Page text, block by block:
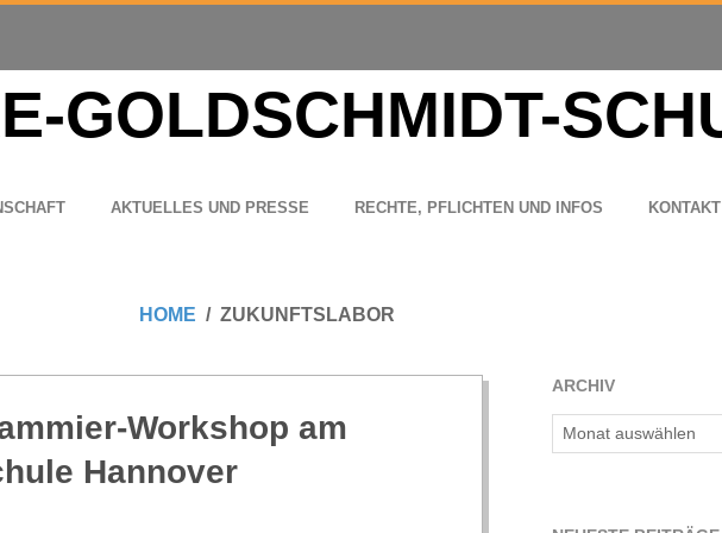
AKTU­EL­LES UND PRESSE RECHTE, PFLICH­TEN UND INFOS KON­TAKT
HOME ZUKUNFTSLABOR
Work­shop am
Hannover
ARCHIV
Archiv